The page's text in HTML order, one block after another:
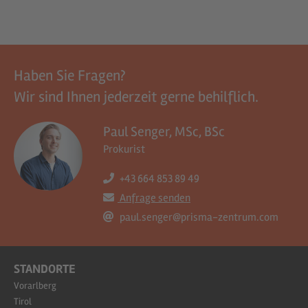
Haben Sie Fragen?
Wir sind Ihnen jederzeit gerne behilflich.
Paul Senger, MSc, BSc
Prokurist
+43 664 853 89 49
Anfrage senden
paul.senger@prisma-zentrum.com
STANDORTE
Vorarlberg
Tirol